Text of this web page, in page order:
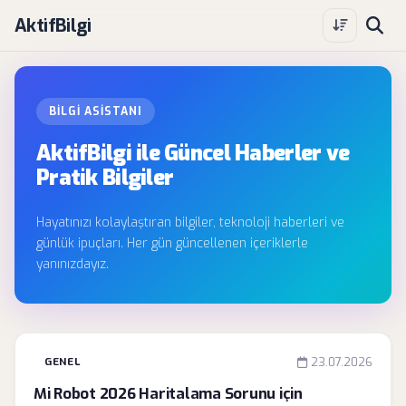
AktifBilgi
BILGI ASISTANI
AktifBilgi ile Güncel Haberler ve
Pratik Bilgiler
Hayatınızı kolaylaştıran bilgiler, teknoloji haberleri ve
günlük ipuçları. Her gün güncellenen içeriklerle
yanınızdayız.
GENEL 23.07.2026
Mi Robot 2026 Haritalama Sorunu için